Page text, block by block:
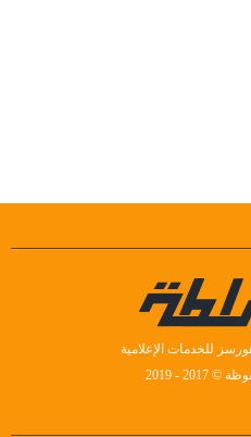
للخدمات الإعلامية
- 2019